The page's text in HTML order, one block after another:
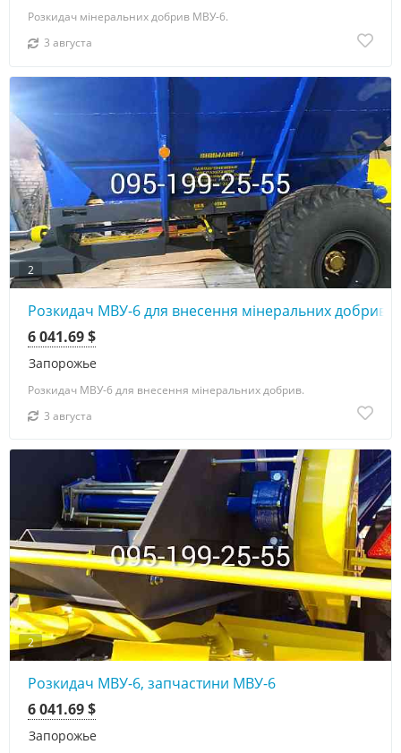
Розкидач мінеральних добрив МВУ-6.
3 августа
2
Розкидач МВУ-6 для внесення мінеральних добрив
Запорожье
6 041.69 $
Розкидач МВУ-6 для внесення мінеральних добрив.
3 августа
2
Розкидач МВУ-6, запчастини МВУ-6
Запорожье
6 041.69 $